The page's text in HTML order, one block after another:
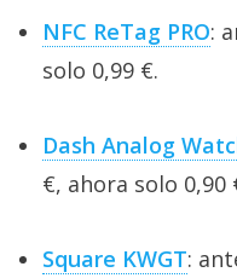
NFC ReTag PRO:
solo 0,99 €.
Dash Analog
€, ahora solo 0,90
Square KWGT: